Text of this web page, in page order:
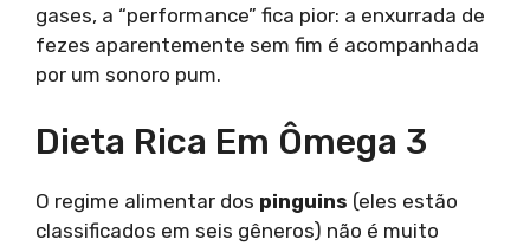
gases, a “performance” fica pior: a enxurrada de
fezes aparentemente sem fim é acompanhada
por um sonoro pum.
Dieta Rica Em Ômega 3
O regime alimentar dos pinguins (eles estão
classificados em seis gêneros) não é muito